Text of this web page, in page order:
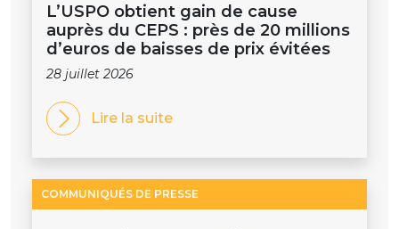
L’USPO obtient gain de cause
auprès du CEPS : près de 20 millions
d’euros de baisses de prix évitées
28 juillet 2026
Lire la suite
COMMUNIQUÉS DE PRESSE